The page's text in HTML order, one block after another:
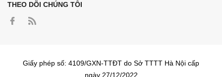
THEO DÕI CHÚNG TÔI
Giấy phép số: 4109/GXN-TTĐT do Sở TTTT Hà Nội cấp
ngày 27/12/2022